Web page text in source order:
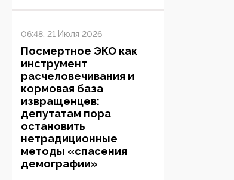
06:48, 21 Июля 2026
Посмертное ЭКО как
инструмент
расчеловечивания и
кормовая база
извращенцев:
депутатам пора
остановить
нетрадиционные
методы «спасения
демографии»